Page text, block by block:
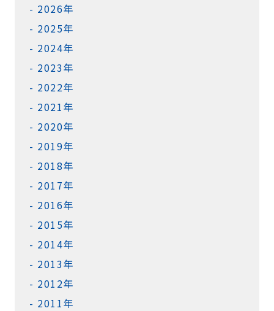
2026年
2025年
2024年
2023年
2022年
2021年
2020年
2019年
2018年
2017年
2016年
2015年
2014年
2013年
2012年
2011年